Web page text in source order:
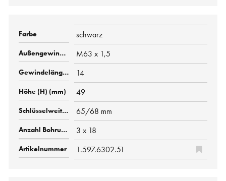
schwarz
M63 x 1,5
14
49
65/68 mm
3 x 18
1.597.6302.51